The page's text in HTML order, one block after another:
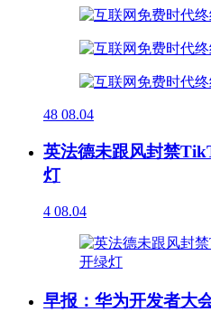
48 08.04
英法德未跟风封禁
灯
4 08.04
早报：华为开发者大